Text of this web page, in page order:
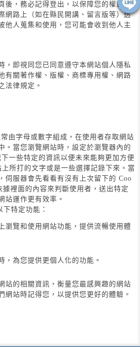
後，務必記得登出，以保障您的權益。
網路上（如在縣民開講、留言版等）透
他人蒐集和使用，您可能會收到他人主
，即視同您已同意遵守本網站個人隱私
有關著作權、版權、商標專用權、網路
法律規定。
由字母或數字組成，在使用者存取網站
。當您瀏覽網站時，設定於瀏覽器內的
一些特定的資訊以便未來能夠更加方便
所打的文字或是一些選擇記錄下來。當
伺服器會先看看有沒有上次留下的 Coo
裡面的內容來判斷使用者，送出特定
站運作更有效率。
特定功能：
瀏覽和使用網站功能，提供流暢使用體
，為您提供更個人化的功能。
站的相關資訊，衡量您最感興趣的網站
網站時記得您，以提供您更好的體驗。